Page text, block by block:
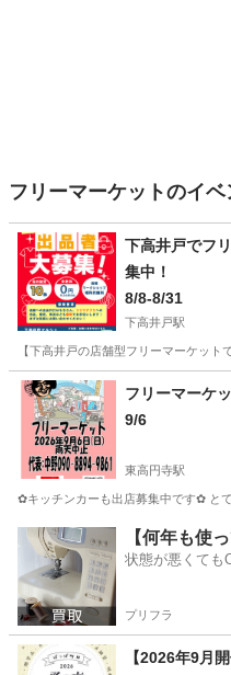
フリーマーケットのイ
下高井戸でフ
集中！
8/8-8/31
下高井戸駅
【下高井戸の店舗型フリーマーケッ
東京 世田谷区 下高井戸駅
フリーマーケ
9/6
東高円寺駅
✿キッチンカーも出店募集中です✿ と
東京 杉並区 東高円寺駅
【何年も使
状態が悪くても
プリフラ
【2026年9月